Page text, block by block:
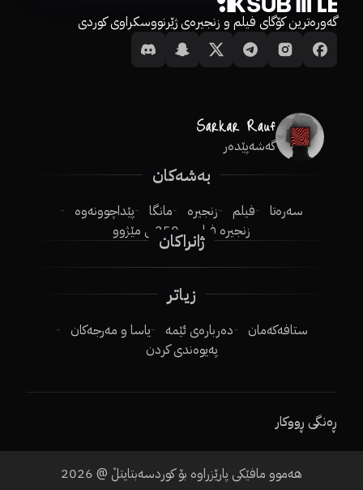
گەورەترین کۆگای فیلم و زنجیرەی ژێرنووسکراوی کوردی
گەشەپێدەر
بەشەکان
سەرەتا فیلم زنجیرە مانگا
پێداچوونەوە
زنجیرە فیلم
250ـی مێژوو
ژانراکان
زیاتر
ستافەکەمان دەربارەی ئێمە
یاسا و مەرجەکان
پەیوەندی کردن
ڕەنگی ڕووکار
هەموو مافێکی پارێزراوە بۆ کوردسەبتایتڵ @ 2026